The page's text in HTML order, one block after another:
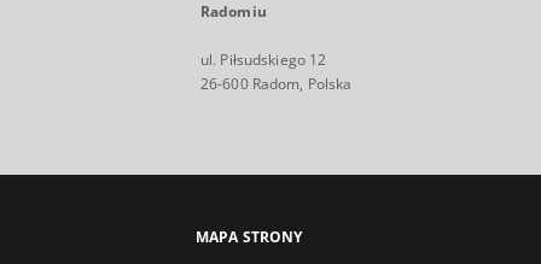
Radomiu
ul. Piłsudskiego 12
26-600 Radom, Polska
MAPA STRONY